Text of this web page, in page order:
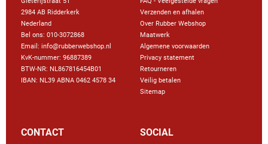
2984 AB Ridderkerk
Nederland
Bel ons: 010-3072868
Email: info@rubberwebshop.nl
KvK-nummer: 96887389
BTW-NR: NL867816454B01
IBAN: NL39 ABNA 0462 4578 34
Verzenden en afhalen
Over Rubber Webshop
Maatwerk
Algemene voorwaarden
Privacy statement
Retourneren
Veilig betalen
Sitemap
CONTACT SOCIAL